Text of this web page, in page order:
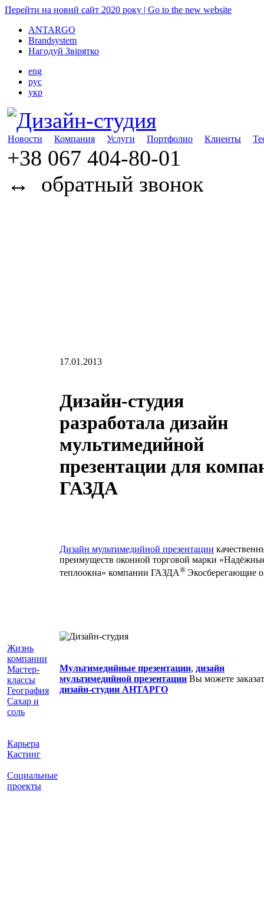
Перейти на новий сайт 2020 року | Go to the new website
ANTARGO
Brandsystem
Нагодуй Звірятко
eng
рус
укр
Новости Компания Услуги Портфолио Клиенты
+38 067 404-80-01
↔
обратный звонок
Жизнь
компании
Мастер-
классы
География
Сахар и
соль
Карьера
Кастинг
Социальные
проекты
17.01.2013
Дизайн-студия
разработала дизайн
мультимедийной
презентации для
ГАЗДА
Дизайн мультимедийной презентации
преимуществ оконной торговой марки
теплоокна» компании ГАЗДА® Экосберегающие
Мультимедийные презентации, дизайн
мультимедийной презентации Вы можете
дизайн-студии АНТАРГО